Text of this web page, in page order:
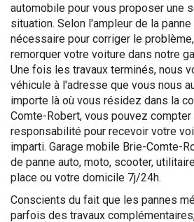
automobile pour vous proposer une
situation. Selon l'ampleur de la
nécessaire pour corriger le
remorquer votre voiture dans notre
Une fois les travaux terminés, nous
véhicule à l'adresse que vous nous
importe là où vous résidez dans la
Comte-Robert, vous pouvez
responsabilité pour recevoir votre
imparti. Garage mobile Brie-Comte-
de panne auto, moto, scooter,
place ou votre domicile 7j/24h.
Conscients du fait que les pannes
parfois des travaux